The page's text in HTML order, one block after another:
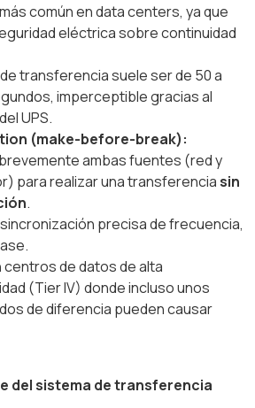
común en data centers, ya que
eléctrica sobre continuidad
transferencia suele ser de 50 a
imperceptible gracias al
UPS.
(make-before-break):
ambas fuentes (red y
para realizar una transferenciasin
.
precisa de frecuencia,
centros de datos de alta
(Tier IV) donde incluso unos
de diferencia pueden causar
del sistema de transferencia